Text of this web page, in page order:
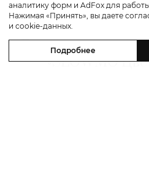
Бьюти-уикенд:
«SLOWMO
аналитику форм и AdFox для
Нажимая «Принять», вы даете
и cookie-данных.
Подробнее